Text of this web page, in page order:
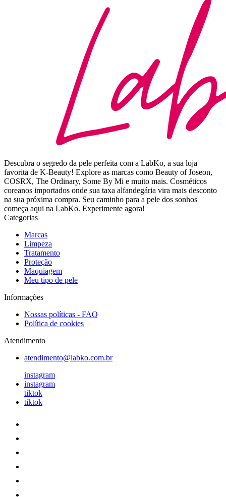
Descubra o segredo da pele perfeita com a LabKo, a sua loja
favorita de K-Beauty! Explore as marcas como Beauty of Joseon,
COSRX, The Ordinary, Some By Mi e muito mais. Cosméticos
coreanos importados onde sua taxa alfandegária vira mais desconto
na sua próxima compra. Seu caminho para a pele dos sonhos
começa aqui na LabKo. Experimente agora!
Categorias
Marcas
Limpeza
Tratamento
Proteção
Maquiagem
Meu tipo de pele
Informações
Nossas políticas - FAQ
Política de cookies
Atendimento
atendimento@labko.com.br
instagram
instagram
tiktok
tiktok